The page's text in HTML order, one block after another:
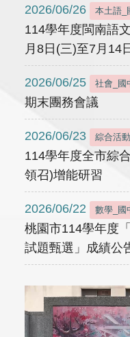
2026/06/26 本土語_
114學年度閩南語
月8日(三)至7月14
2026/06/25 社會_國
期末團務會議
2026/06/23 綜合活
114學年度全市綜
領召)增能研習
2026/06/22 數學_國
桃園市114學年度
試題甄選」成績公